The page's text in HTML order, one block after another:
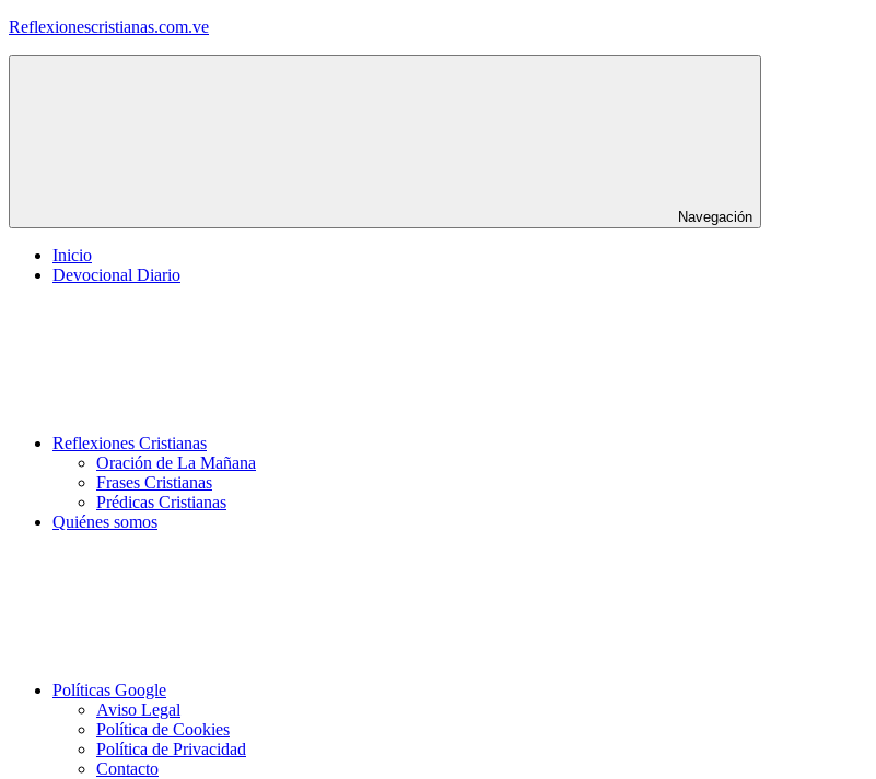
Saltar
Reflexionescristianas.com.ve
Navegación
Inicio
Devocional Diario
Reflexiones Cristianas
Oración de La Mañana
Frases Cristianas
Prédicas Cristianas
Quiénes somos
Políticas Google
Aviso Legal
Política de Cookies
Política de Privacidad
Contacto